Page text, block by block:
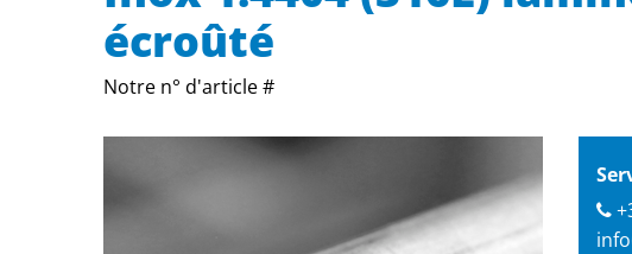
écroûté
Notre n° d'article #